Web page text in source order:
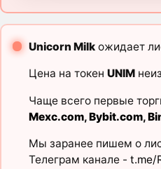
Unicorn Milkожидает
Цена на токен UNIM
Чаще всего первые
Mexc.com,Bybit.com,
Мы заранее пишем о
Телеграм канале - t.me/